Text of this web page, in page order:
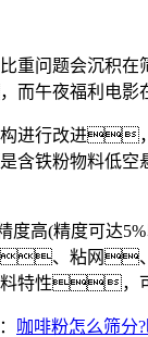
问题会沉积在
夜福利电影
进行改进
铁粉物料低
(精度可达
、粘网
特性，
咖啡粉怎么筛分